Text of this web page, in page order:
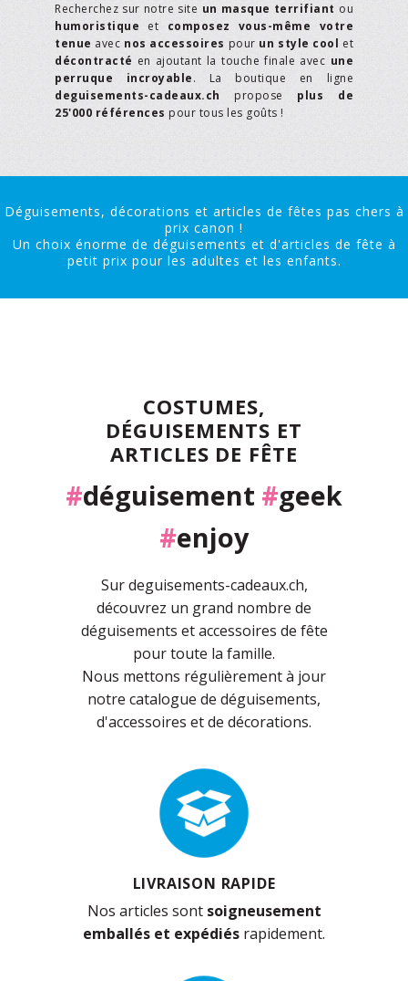
Recherchez sur notre site un masque terrifiant ou
humoristique et composez vous-même votre
tenue avec nos accessoires pour un style cool et
décontracté en ajoutant la touche finale avec une
perruque incroyable. La boutique en ligne
deguisements-cadeaux.ch propose plus de
25'000 références pour tous les goûts !
Déguisements, décorations et articles de fêtes pas chers à
prix canon !
Un choix énorme de déguisements et d'articles de fête à
petit prix pour les adultes et les enfants.
COSTUMES,
DÉGUISEMENTS ET
ARTICLES DE FÊTE
#déguisement #geek
#enjoy
Sur deguisements-cadeaux.ch,
découvrez un grand nombre de
déguisements et accessoires de fête
pour toute la famille.
Nous mettons régulièrement à jour
notre catalogue de déguisements,
d'accessoires et de décorations.
LIVRAISON RAPIDE
Nos articles sont soigneusement
emballés et expédiés rapidement.